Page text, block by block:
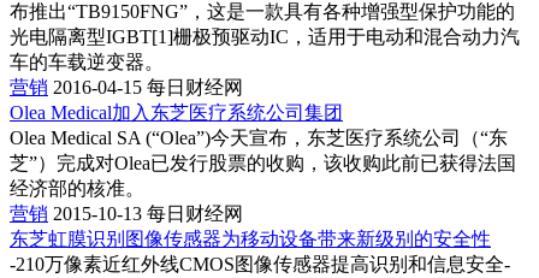
布推出“TB9150FNG”，这是一款具有各种增强型保护功能的
光电隔离型IGBT[1]栅极预驱动IC，适用于电动和混合动力汽
车的车载逆变器。
营销 2016-04-15 每日财经网
Olea Medical加入东芝医疗系统公司集团
Olea Medical SA (“Olea”)今天宣布，东芝医疗系统公司（“东
芝”）完成对Olea已发行股票的收购，该收购此前已获得法国
经济部的核准。
营销 2015-10-13 每日财经网
东芝虹膜识别图像传感器为移动设备带来新级别的安全性
-210万像素近红外线CMOS图像传感器提高识别和信息安全-